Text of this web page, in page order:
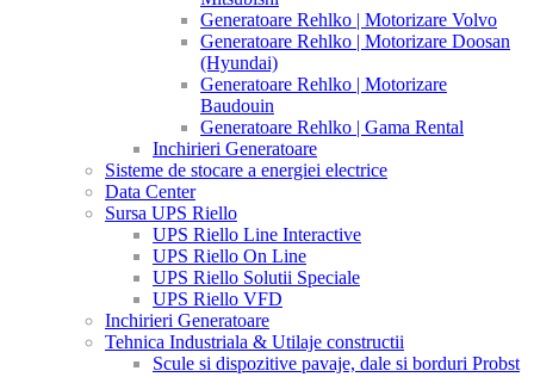
Generatoare Rehlko | Motorizare Volvo
Generatoare Rehlko | Motorizare Doosan
(Hyundai)
Generatoare Rehlko | Motorizare
Baudouin
Generatoare Rehlko | Gama Rental
Inchirieri Generatoare
Sisteme de stocare a energiei electrice
Data Center
Sursa UPS Riello
UPS Riello Line Interactive
UPS Riello On Line
UPS Riello Solutii Speciale
UPS Riello VFD
Inchirieri Generatoare
Tehnica Industriala & Utilaje constructii
Scule si dispozitive pavaje, dale si borduri Probst